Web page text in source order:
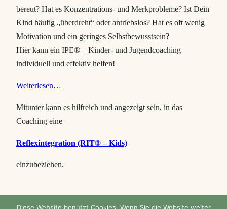
bereut? Hat es Konzentrations- und Merkprobleme? Ist Dein
Kind häufig „überdreht“ oder antriebslos? Hat es oft wenig
Motivation und ein geringes Selbstbewusstsein?
Hier kann ein IPE® – Kinder- und Jugendcoaching
individuell und effektiv helfen!
Weiterlesen…
Mitunter kann es hilfreich und angezeigt sein, in das
Coaching eine
Reflexintegration (RIT® – Kids)
einzubeziehen.